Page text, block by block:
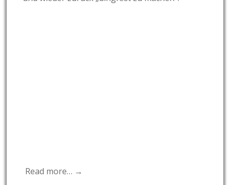
Read more… →